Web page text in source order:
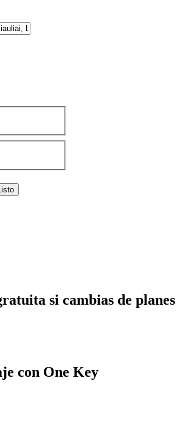
Listo
si cambias de planes
con One Key